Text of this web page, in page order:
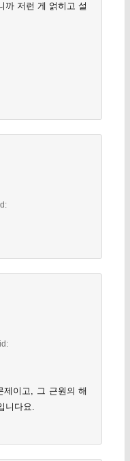
까 저런 게 얽히고 설
제이고, 그 근원의 해
니다요.